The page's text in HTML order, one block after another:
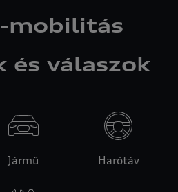
mobilitás
és válaszok
Jármű Harótáv